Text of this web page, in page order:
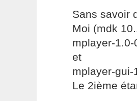
Sans savoir
Moi (mdk
mplayer-
et
mplayer-gui-
Le 2ième